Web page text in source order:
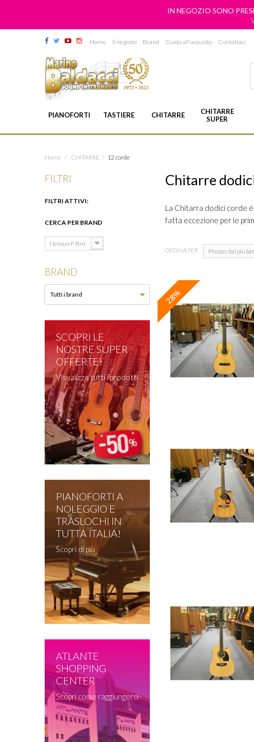
IN NEGOZIO SONO
Home Il negozio Brand Guida all'acquisto Contattaci
PIANOFORTI TASTIERE CHITARRE
CHITARRE
SUPER
Home / CHITARRE / 12 corde
Chitarre
La Chitarra dodici corde
fatta eccezione per le
ORDINA PER Prezzo: dal più
28%
FILTRI
FILTRI ATTIVI:
CERCA PER BRAND
Nessun Filtro
BRAND
SCOPRI LE
NOSTRE SUPER
OFFERTE!
Visualizza tutti i prodotti
PIANOFORTI A
NOLEGGIO E
TRASLOCHI IN
TUTTA ITALIA!
Scopri di più
ATLANTE
SHOPPING
CENTER
Scopri come raggiungerci